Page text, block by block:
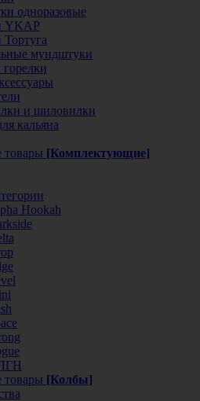
одноразовые
YKAP
мундштуки
и шиловилки
кальяна
товары [Комплектующие]
Hookah
товары [Колбы]